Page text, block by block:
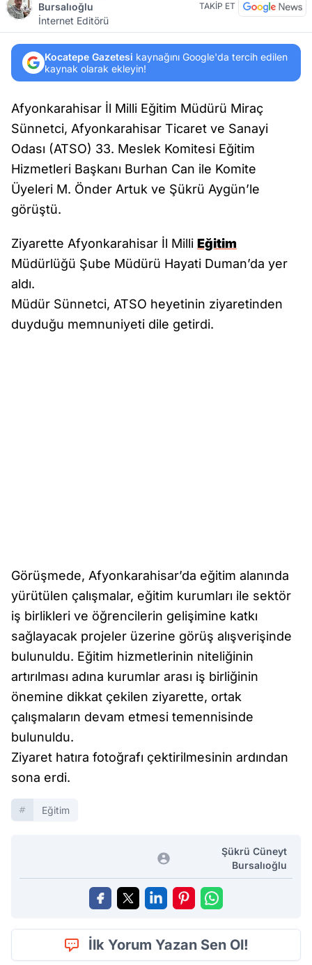
Bursalıoğlu
İnternet Editörü
TAKİP ET
Kocatepe Gazetesi kaynağını Google'da tercih edilen
kaynak olarak ekleyin!
Afyonkarahisar İl Milli Eğitim Müdürü Miraç
Sünnetci, Afyonkarahisar Ticaret ve Sanayi
Odası (ATSO) 33. Meslek Komitesi Eğitim
Hizmetleri Başkanı Burhan Can ile Komite
Üyeleri M. Önder Artuk ve Şükrü Aygün’le
görüştü.
Ziyarette Afyonkarahisar İl Milli Eğitim
Müdürlüğü Şube Müdürü Hayati Duman’da yer
aldı.
Müdür Sünnetci, ATSO heyetinin ziyaretinden
duyduğu memnuniyeti dile getirdi.
Görüşmede, Afyonkarahisar’da eğitim alanında
yürütülen çalışmalar, eğitim kurumları ile sektör
iş birlikleri ve öğrencilerin gelişimine katkı
sağlayacak projeler üzerine görüş alışverişinde
bulunuldu. Eğitim hizmetlerinin niteliğinin
artırılması adına kurumlar arası iş birliğinin
önemine dikkat çekilen ziyarette, ortak
çalışmaların devam etmesi temennisinde
bulunuldu.
Ziyaret hatıra fotoğrafı çektirilmesinin ardından
sona erdi.
Eğitim
Şükrü Cüneyt
Bursalıoğlu
İlk Yorum Yazan Sen Ol!